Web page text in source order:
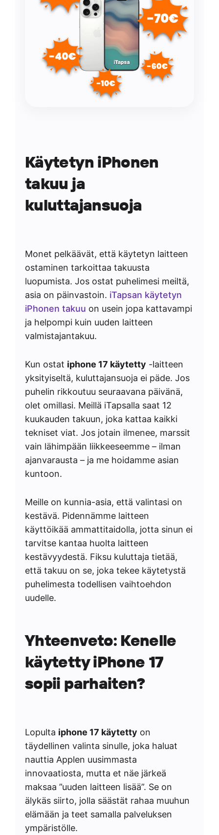
Käytetyn iPhonen
takuu ja
kuluttajansuoja
Monet pelkäävät, että käytetyn laitteen
ostaminen tarkoittaa takuusta
luopumista. Jos ostat puhelimesi meiltä,
asia on päinvastoin. iTapsan käytetyn
iPhonen takuu on usein jopa kattavampi
ja helpompi kuin uuden laitteen
valmistajantakuu.
Kun ostat iphone 17 käytetty -laitteen
yksityiseltä, kuluttajansuoja ei päde. Jos
puhelin rikkoutuu seuraavana päivänä,
olet omillasi. Meillä iTapsalla saat 12
kuukauden takuun, joka kattaa kaikki
tekniset viat. Jos jotain ilmenee, marssit
vain lähimpään liikkeeseemme – ilman
ajanvarausta – ja me hoidamme asian
kuntoon.
Meille on kunnia-asia, että valintasi on
kestävä. Pidennämme laitteen
käyttöikää ammattitaidolla, jotta sinun ei
tarvitse kantaa huolta laitteen
kestävyydestä. Fiksu kuluttaja tietää,
että takuu on se, joka tekee käytetystä
puhelimesta todellisen vaihtoehdon
uudelle.
Yhteenveto: Kenelle
käytetty iPhone 17
sopii parhaiten?
Lopulta iphone 17 käytetty on
täydellinen valinta sinulle, joka haluat
nauttia Applen uusimmasta
innovaatiosta, mutta et näe järkeä
maksaa ”uuden laitteen lisää”. Se on
älykäs siirto, jolla säästät rahaa muuhun
elämään ja teet samalla palveluksen
ympäristölle.